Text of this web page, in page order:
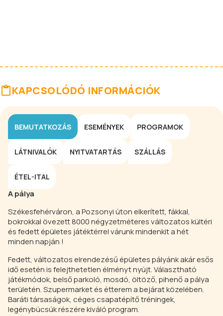
KAPCSOLÓDÓ INFORMÁCIÓK
BEMUTATKOZÁS ESEMÉNYEK PROGRAMOK
LÁTNIVALÓK NYITVATARTÁS SZÁLLÁS
ÉTEL-ITAL
A pálya
Székesfehérváron, a Pozsonyi úton elkerített, fákkal,
bokrokkal övezett 8000 négyzetméteres változatos kültéri
és fedett épületes játéktérrel várunk mindenkit a hét
minden napján !
Fedett, változatos elrendezésű épületes pályánk akár esős
idő esetén is felejthetetlen élményt nyújt. Választható
játékmódok, belső parkoló, mosdó, öltöző, pihenő a pálya
területén. Szupermarket és étterem a bejárat közelében.
Baráti társaságok, céges csapatépítő tréningek,
legénybúcsúk részére kiváló program.